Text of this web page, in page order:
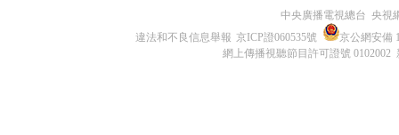
中央廣播電視總台 央視
違法和不良信息舉報 京ICP證060535號
京公網安備
網上傳播視聽節目許可證號 0102002